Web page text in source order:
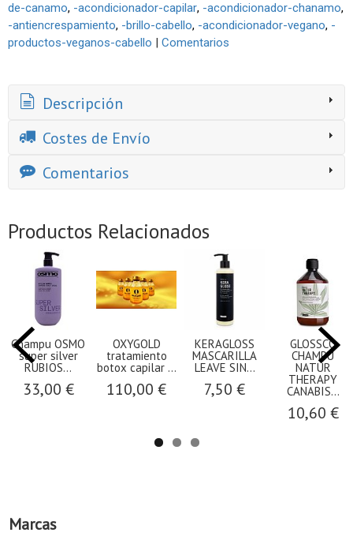
Marcas
de-canamo -acondicionador-capilar -acondicionador-chanamo
-antiencrespamiento -brillo-cabello -acondicionador-vegano -
productos-veganos-cabello | Comentarios
Descripción
Costes de Envío
Comentarios
Productos Relacionados
Champu OSMO
super silver
RUBIOS...
33,00 €
OXYGOLD
tratamiento
botox capilar ...
110,00 €
KERAGLOSS
MASCARILLA
LEAVE SIN...
7,50 €
GLOSSCO
CHAMPU
NATUR
THERAPY
CANABIS...
10,60 €